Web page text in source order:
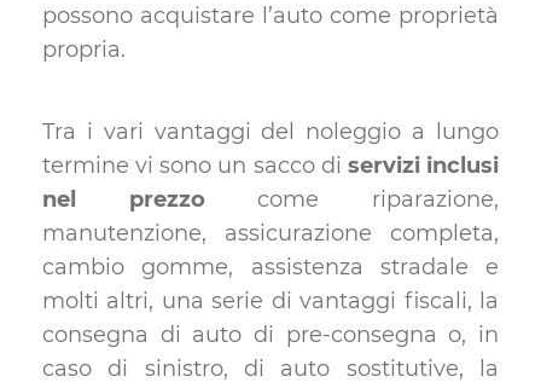
possono acquistare l’auto come proprietà
propria.
Tra i vari vantaggi del noleggio a lungo
termine vi sono un sacco di servizi inclusi
nel prezzo come riparazione,
manutenzione, assicurazione completa,
cambio gomme, assistenza stradale e
molti altri, una serie di vantaggi fiscali, la
consegna di auto di pre-consegna o, in
caso di sinistro, di auto sostitutive, la